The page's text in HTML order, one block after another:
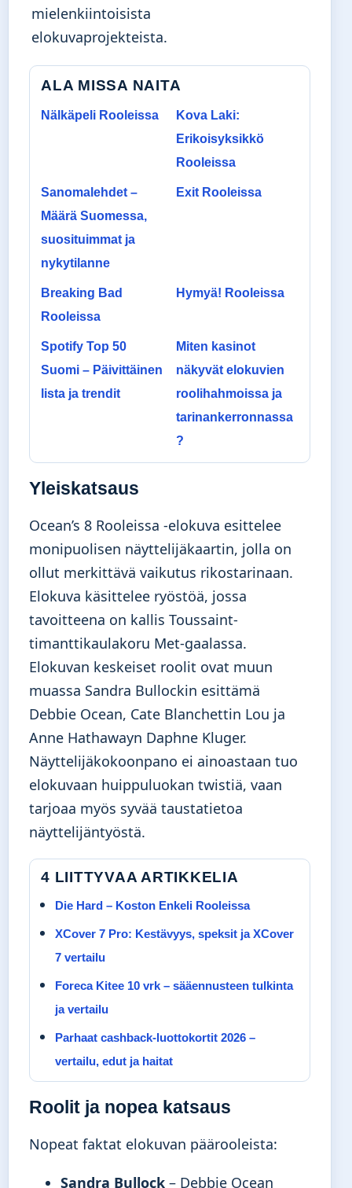
mielenkiintoisista
elokuvaprojekteista.
ALA MISSA NAITA
Nälkäpeli Rooleissa
Kova Laki:
Erikoisyksikkö
Rooleissa
Sanomalehdet –
Määrä Suomessa,
suosituimmat ja
nykytilanne
Exit Rooleissa
Breaking Bad
Rooleissa
Hymyä! Rooleissa
Spotify Top 50
Suomi – Päivittäinen
lista ja trendit
Miten kasinot
näkyvät elokuvien
roolihahmoissa ja
tarinankerronnassa
?
Yleiskatsaus
Ocean’s 8 Rooleissa -elokuva esittelee
monipuolisen näyttelijäkaartin, jolla on
ollut merkittävä vaikutus rikostarinaan.
Elokuva käsittelee ryöstöä, jossa
tavoitteena on kallis Toussaint-
timanttikaulakoru Met-gaalassa.
Elokuvan keskeiset roolit ovat muun
muassa Sandra Bullockin esittämä
Debbie Ocean, Cate Blanchettin Lou ja
Anne Hathawayn Daphne Kluger.
Näyttelijäkokoonpano ei ainoastaan tuo
elokuvaan huippuluokan twistiä, vaan
tarjoaa myös syvää taustatietoa
näyttelijäntyöstä.
4 LIITTYVAA ARTIKKELIA
Die Hard – Koston Enkeli Rooleissa
XCover 7 Pro: Kestävyys, speksit ja XCover
7 vertailu
Foreca Kitee 10 vrk – sääennusteen tulkinta
ja vertailu
Parhaat cashback-luottokortit 2026 –
vertailu, edut ja haitat
Roolit ja nopea katsaus
Nopeat faktat elokuvan päärooleista:
Sandra Bullock – Debbie Ocean